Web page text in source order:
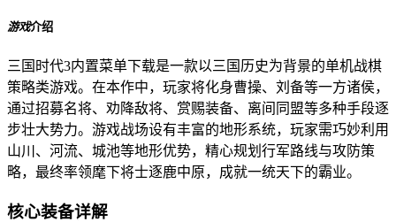
游戏介绍
三国时代3内置菜单下载是一款以三国历史为背景的单机战棋
策略类游戏。在本作中，玩家将化身曹操、刘备等一方诸侯，
通过招募名将、劝降敌将、赏赐装备、离间同盟等多种手段逐
步壮大势力。游戏战场设有丰富的地形系统，玩家需巧妙利用
山川、河流、城池等地形优势，精心规划行军路线与攻防策
略，最终率领麾下将士逐鹿中原，成就一统天下的霸业。
核心装备详解